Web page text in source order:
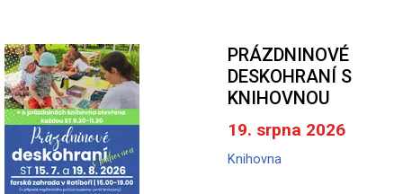
PRÁZDNINOVÉ
DESKOHRANÍ S
KNIHOVNOU
19. srpna 2026
Knihovna